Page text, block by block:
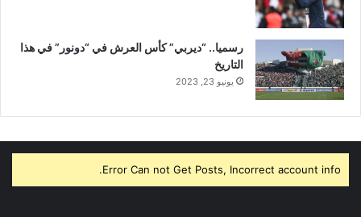
رسميا.. “ديربي” كأس العرش في “دونور” في هذا
التاريخ
يونيو 23, 2023
Error Can not Get Posts, Incorrect account info.